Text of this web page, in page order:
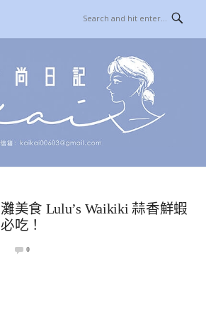
美食 Lulu’s Waikiki 蒜香鮮蝦
吃！
0